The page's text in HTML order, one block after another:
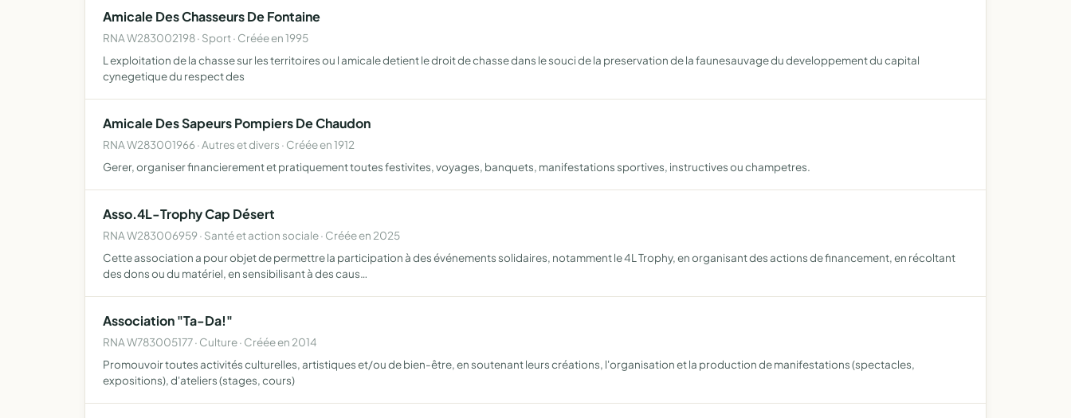
Amicale Des Chasseurs De Fontaine
RNA W283002198 · Sport · Créée en 1995
L exploitation de la chasse sur les territoires ou l amicale detient le droit de chasse dans le souci de la preservation de la faunesauvage du developpement du capital
cynegetique du respect des
Amicale Des Sapeurs Pompiers De Chaudon
RNA W283001966 · Autres et divers · Créée en 1912
Gerer, organiser financierement et pratiquement toutes festivites, voyages, banquets, manifestations sportives, instructives ou champetres.
Asso.4L-Trophy Cap Désert
RNA W283006959 · Santé et action sociale · Créée en 2025
Cette association a pour objet de permettre la participation à des événements solidaires, notamment le 4L Trophy, en organisant des actions de financement, en récoltant
des dons ou du matériel, en sensibilisant à des caus…
Association "Ta-Da!"
RNA W783005177 · Culture · Créée en 2014
Promouvoir toutes activités culturelles, artistiques et/ou de bien-être, en soutenant leurs créations, l'organisation et la production de manifestations (spectacles,
expositions), d'ateliers (stages, cours)